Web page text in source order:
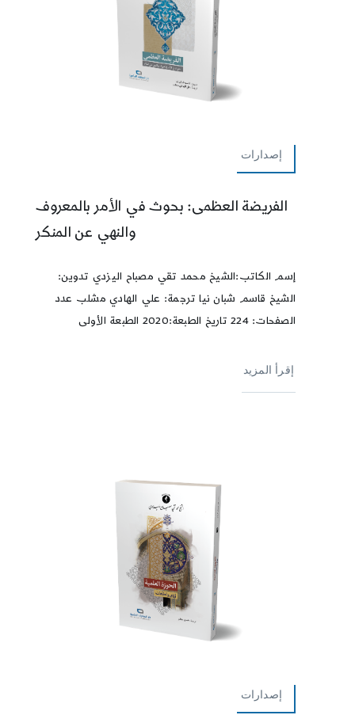
إصدارات
الفريضة العظمى: بحوث في الأمر بالمعروف
والنهي عن المنكر
إسم الكاتب:الشيخ محمد تقي مصباح اليزدي تدوين:
الشيخ قاسم شبان نيا ترجمة: علي الهادي مشلب عدد
الصفحات: 224 تاريخ الطبعة:2020 الطبعة الأولى
إقرأ المزيد
إصدارات